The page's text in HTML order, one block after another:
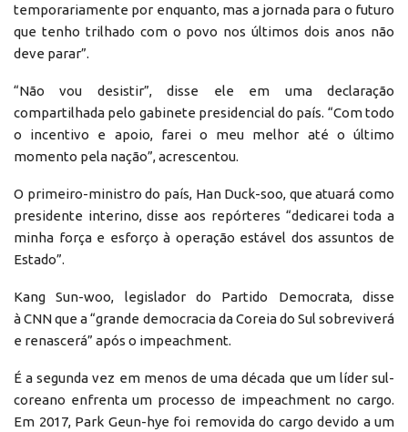
temporariamente por enquanto, mas a jornada para o futuro
que tenho trilhado com o povo nos últimos dois anos não
deve parar”.
“Não vou desistir”, disse ele em uma declaração
compartilhada pelo gabinete presidencial do país. “Com todo
o incentivo e apoio, farei o meu melhor até o último
momento pela nação”, acrescentou.
O primeiro-ministro do país, Han Duck-soo, que atuará como
presidente interino, disse aos repórteres “dedicarei toda a
minha força e esforço à operação estável dos assuntos de
Estado”.
Kang Sun-woo, legislador do Partido Democrata, disse
à CNN que a “grande democracia da Coreia do Sul sobreviverá
e renascerá” após o impeachment.
É a segunda vez em menos de uma década que um líder sul-
coreano enfrenta um processo de impeachment no cargo.
Em 2017, Park Geun-hye foi removida do cargo devido a um